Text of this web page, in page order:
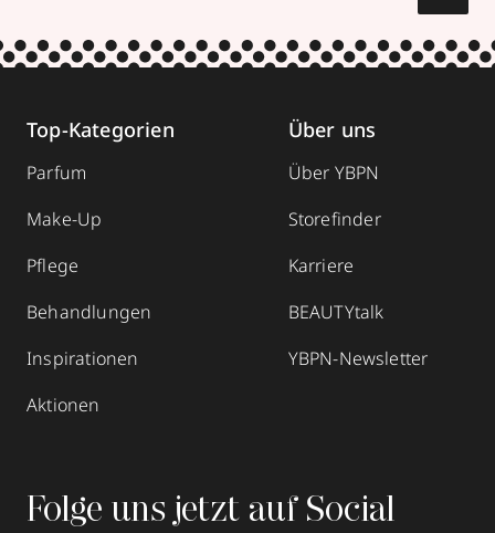
Top-Kategorien
Parfum
Make-Up
Pflege
Behandlungen
Inspirationen
Aktionen
Über uns
Über YBPN
Storefinder
Karriere
BEAUTYtalk
YBPN-Newsletter
Folge uns jetzt auf Social